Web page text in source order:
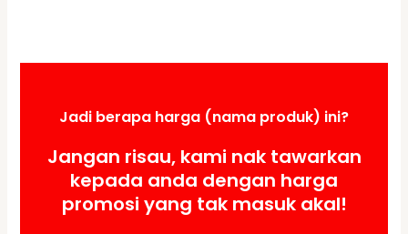
Jadi berapa harga (nama produk) ini?
Jangan risau, kami nak tawarkan
kepada anda dengan harga
promosi yang tak masuk akal!